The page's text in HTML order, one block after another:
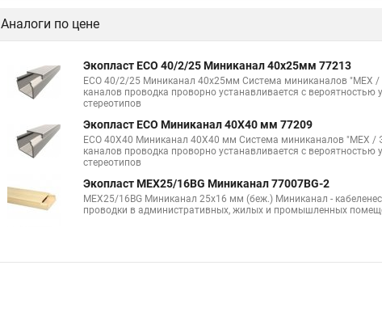
Аналоги по цене
Экопласт ECO 40/2/25 Миниканал 40х25мм 77213
ECO 40/2/25 Миниканал 40х25мм Система миниканалов "МЕХ
каналов проводка проворно устанавливается с вероятностью
стереотипов
Экопласт ECO Миниканал 40Х40 мм 77209
ECO 40Х40 Миниканал 40Х40 мм Система миниканалов "МЕХ /
каналов проводка проворно устанавливается с вероятностью
стереотипов
Экопласт MEX25/16BG Миниканал 77007BG-2
MEX25/16BG Миниканал 25х16 мм (беж.) Миниканал -
проводки в административных, жилых и промышленных